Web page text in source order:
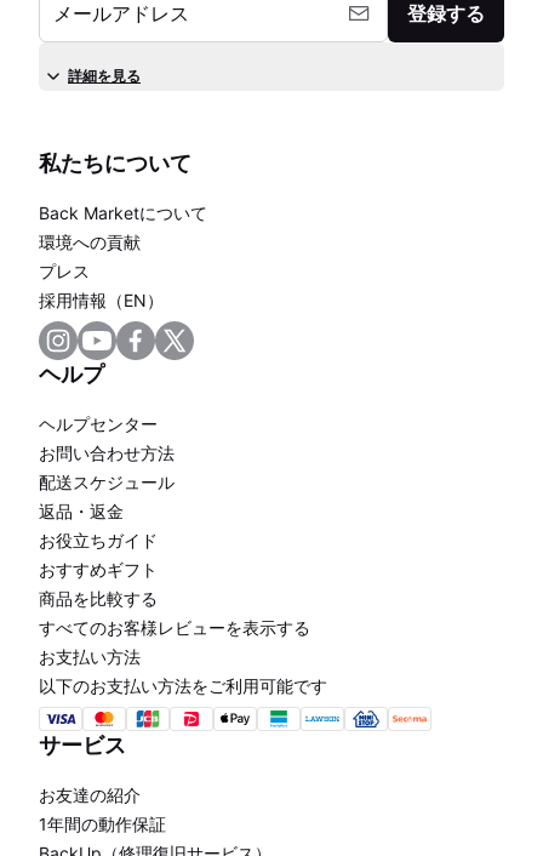
メールアドレス 登録する
詳細を見る
私たちについて
Back Marketについて
環境への貢献
プレス
採用情報（EN）
ヘルプ
ヘルプセンター
お問い合わせ方法
配送スケジュール
返品・返金
お役立ちガイド
おすすめギフト
商品を比較する
すべてのお客様レビューを表示する
お支払い方法
以下のお支払い方法をご利用可能です
サービス
お友達の紹介
1年間の動作保証